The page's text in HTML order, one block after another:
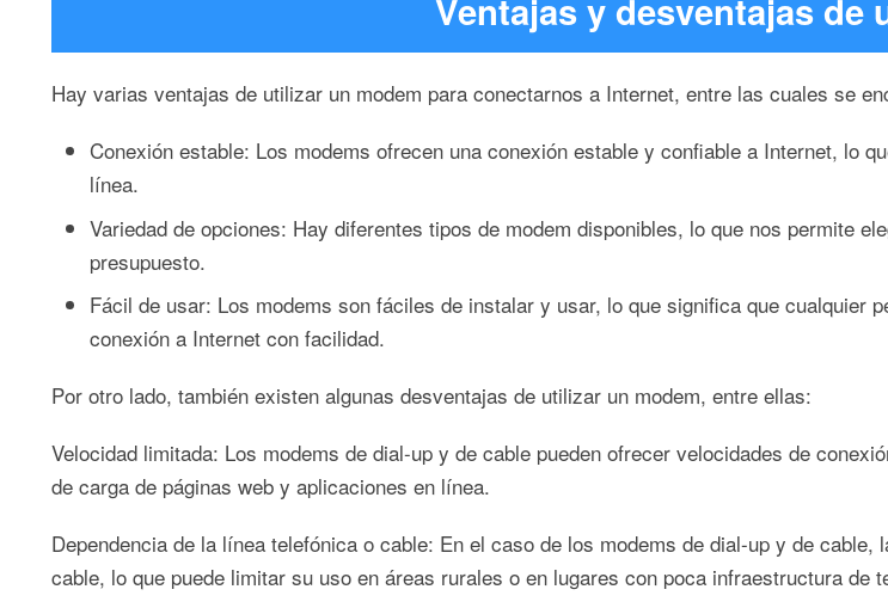
Ventajas y desventajas de
Hay varias ventajas de utilizar un modem para conectarnos a Internet, entre las cuales se
Conexión estable: Los modems ofrecen una conexión estable y confiable a Internet, lo
línea.
Variedad de opciones: Hay diferentes tipos de modem disponibles, lo que nos permite
presupuesto.
Fácil de usar: Los modems son fáciles de instalar y usar, lo que significa que cualquier
conexión a Internet con facilidad.
Por otro lado, también existen algunas desventajas de utilizar un modem, entre ellas:
Velocidad limitada: Los modems de dial-up y de cable pueden ofrecer velocidades de
de carga de páginas web y aplicaciones en línea.
Dependencia de la línea telefónica o cable: En el caso de los modems de dial-up y de
cable, lo que puede limitar su uso en áreas rurales o en lugares con poca infraestructura de